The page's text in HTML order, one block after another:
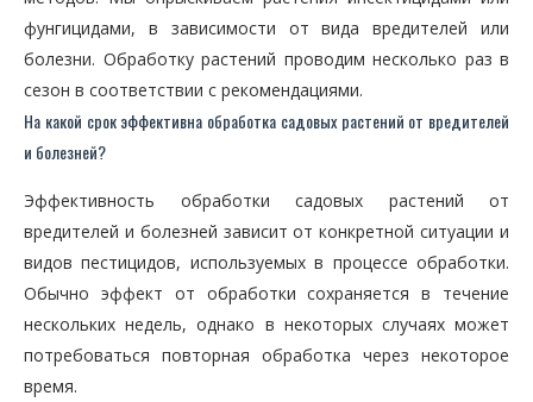
фунгицидами, в зависимости от вида вредителей или
болезни. Обработку растений проводим несколько раз в
сезон в соответствии с рекомендациями.
На какой срок эффективна обработка садовых растений от вредителей
и болезней?
Эффективность обработки садовых растений от
вредителей и болезней зависит от конкретной ситуации и
видов пестицидов, используемых в процессе обработки.
Обычно эффект от обработки сохраняется в течение
нескольких недель, однако в некоторых случаях может
потребоваться повторная обработка через некоторое
время.